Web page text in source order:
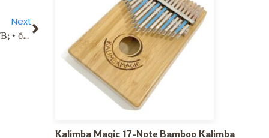
Next
«Инсис» в Екатеринбурге предлагают: • интерактивное ТВ; • бесплатный монтаж оборудования; • Определение оптимального пакета услуг под ваши задачи; • Проверку инфраструктуры по вашему адресу. [url=https://insis-internet-podkluchit.ru/]инсис домашний интернет тарифы екатеринбург 2026[/url] интернет инсис подключить домой – [url=http://www.insis-internet-podkluchit.ru]http://insis-internet-podkluchit.ru[/url] [url=http://toolbarqueries.google.no/url?q=https://insis-internet-podkluchit.ru/]https://cse.google.com.kh/url?sa=i&url=https://insis-internet-podkluchit.ru/[/url] [url=http://www2.saganet.ne.jp/cgi-bin/hatto/board/wwwboard.pl/www.chop-ohrana.com/czeny-na-uslugi-ohrany/www.superogorod.ucoz.org/forum/www.educ-ua20.ru/safolv.e.l.u.pc%40haedongacademy.org/www.melbetbonusy.ru/www.kuhni-spb-2.ru/www.frei-diplom2.ru/www.frei-diplom8.ru/www.1xbet-17.com/www.rudik-diplom5.ru/www.zakazat-onlayn-translyaciyu4.ru/reiting-seo-kompanii.ru]Домашний интернет и ТВ от «Инсис» в Екатеринбурге[/url] 7b9f030
Kalimba Magic 17-Note Bamboo Kalimba